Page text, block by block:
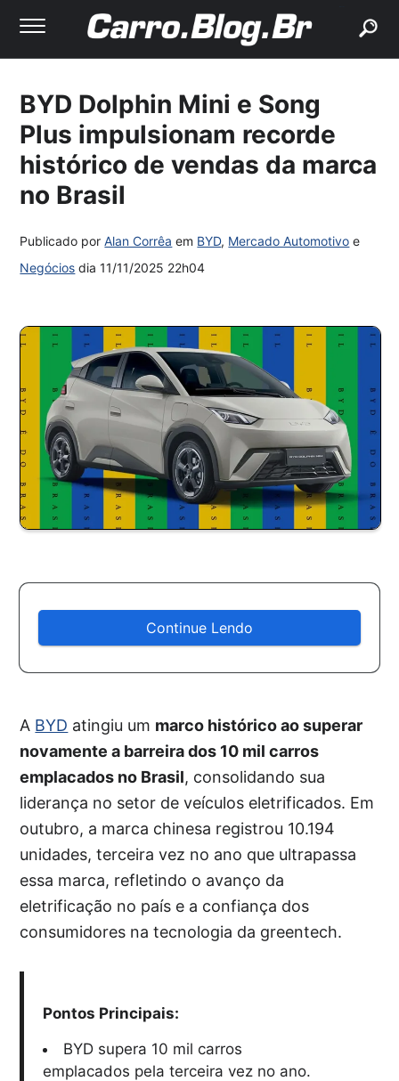
BYD Dolphin Mini e Song
Plus impulsionam recorde
histórico de vendas da marca
no Brasil
Publicado porAlan Corrêa em BYD, Mercado Automotivo e
Negócios dia11/11/2025 22h04
Continue Lendo
A BYD atingiu um marco histórico ao superar
novamente a barreira dos 10 mil carros
emplacados no Brasil, consolidando sua
liderança no setor de veículos eletrificados. Em
outubro, a marca chinesa registrou 10.194
unidades, terceira vez no ano que ultrapassa
essa marca, refletindo o avanço da
eletrificação no país e a confiança dos
consumidores na tecnologia da greentech.
Pontos Principais:
BYD supera 10 mil carros
emplacados pela terceira vez no ano.